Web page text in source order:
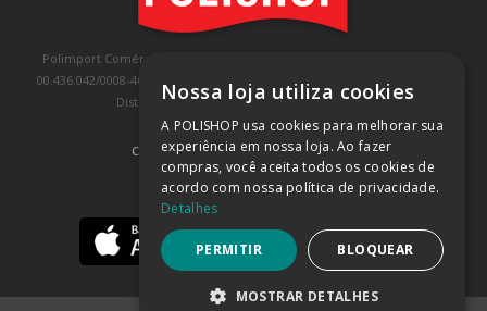
Polimport Comércio e Exportação LTDA, inscrita no CNPJ/MF sob o nº
00.436.042/0008-46, IE 407.458.707.103, com sede na Rua Kanebo, nº 175,
Distrito Industrial, Jundiaí/SP, CEP: 13213-090
COMPRA 100% SEGURA (SAIBA MAIS)
BAIXE NOSSO APP
Nossa loja utiliza cookies
A POLISHOP usa cookies para melhorar sua
experiência em nossa loja. Ao fazer
compras, você aceita todos os cookies de
acordo com nossa política de privacidade.
Detalhes
PERMITIR BLOQUEAR
MOSTRAR DETALHES